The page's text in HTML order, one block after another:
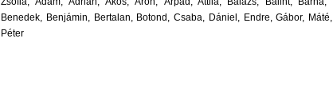
Benedek, Benjámin, Bertalan, Botond, Csaba, Dániel, Endre, Gábor, Máté,
Péter